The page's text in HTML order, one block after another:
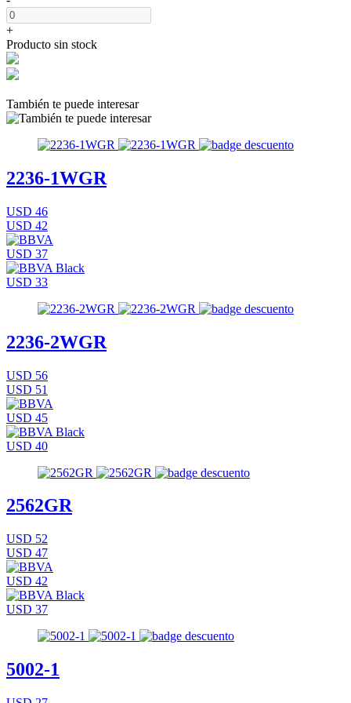
+
Producto sin stock
También te puede interesar
2236-1WGR
USD 46
USD 42
USD 37
USD 33
2236-2WGR
USD 56
USD 51
USD 45
USD 40
2562GR
USD 52
USD 47
USD 42
USD 37
5002-1